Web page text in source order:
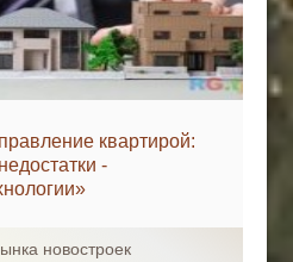
квартирой:
-
новостроек